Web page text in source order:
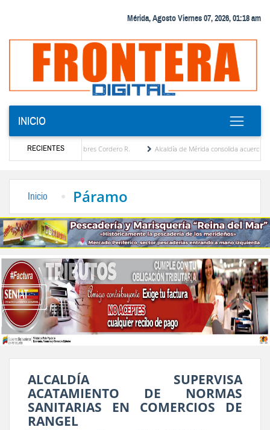
Mérida, Agosto Viernes 07, 2026, 01:18 am
INICIO
RECIENTES
María Eugenia Febres Cordero R.
Alcaldía de Mérida consolida acuerdos con
Inicio Páramo
ALCALDÍA SUPERVISA
ACATAMIENTO DE NORMAS
SANITARIAS EN COMERCIOS DE
RANGEL